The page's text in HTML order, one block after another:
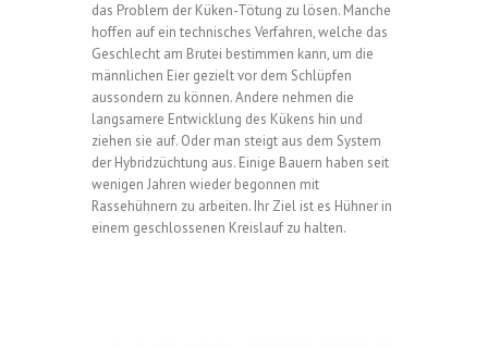
das Problem der Küken-Tötung zu lösen. Manche
hoffen auf ein technisches Verfahren, welche das
Geschlecht am Brutei bestimmen kann, um die
männlichen Eier gezielt vor dem Schlüpfen
aussondern zu können. Andere nehmen die
langsamere Entwicklung des Kükens hin und
ziehen sie auf. Oder man steigt aus dem System
der Hybridzüchtung aus. Einige Bauern haben seit
wenigen Jahren wieder begonnen mit
Rassehühnern zu arbeiten. Ihr Ziel ist es Hühner in
einem geschlossenen Kreislauf zu halten.